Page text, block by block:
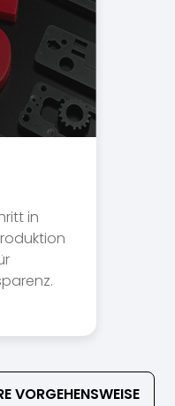
in
VORGEHENSWEISE